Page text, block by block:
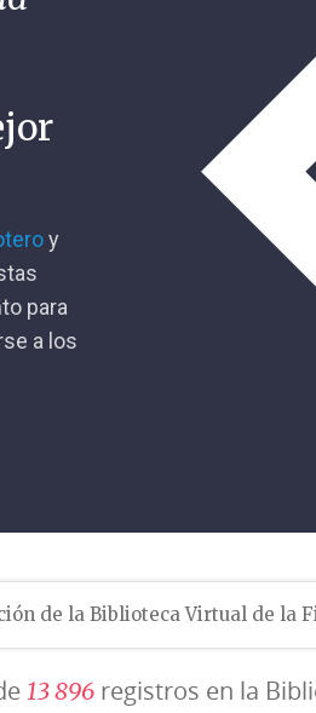
y
para
a los
de la Biblioteca Virtual de la
13896registros en la